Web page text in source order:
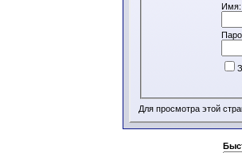
Имя:
Для просмотра этой